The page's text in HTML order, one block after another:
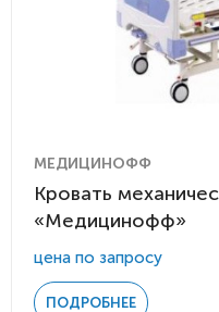
МЕДИЦИНОФФ
Кровать
«Медицинофф»
цена по запросу
ПОДРОБНЕЕ